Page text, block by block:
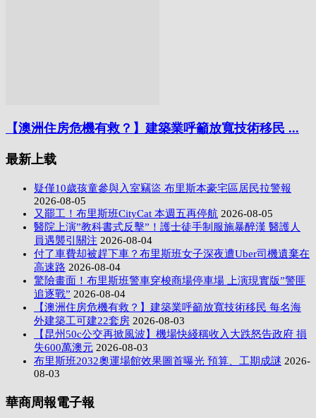
【澳洲住房危機有救？】建築業呼籲放寬技術移民 ...
最新上载
疑僅10歲孩童參與入室竊盜 布里斯本豪宅區居民拉警報
2026-08-05
又罷工！布里斯班CityCat 本週五再停航 2026-08-05
醫院上演”教科書式反擊”！護士徒手制服施暴醉漢 醫護人
員遇襲引關注 2026-08-04
付了車費却被趕下車？布里斯班女子深夜遭Uber司機遺棄在
高速路 2026-08-04
驚險畫面！布里斯班警車穿梭商場停車場 上演現實版”警匪
追逐戰” 2026-08-04
【澳洲住房危機有救？】建築業呼籲放寬技術移民 每名海
外建築工可建22套房 2026-08-03
【昆州50c公交再掀風波】機場快綫稱收入大跌怒告政府 損
失600萬澳元 2026-08-03
布里斯班2032奧運場館效果圖首曝光 預算、工期成謎 2026-
08-03
華商周報電子報